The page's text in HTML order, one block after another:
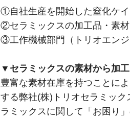
①自社生産を開始した窒化ケ
②セラミックスの加工品・素
③工作機械部門（トリオエン
▼セラミックスの素材から加
豊富な素材在庫を持つことに
する弊社(株)トリオセラミッ
ラミックスに関して「お困り